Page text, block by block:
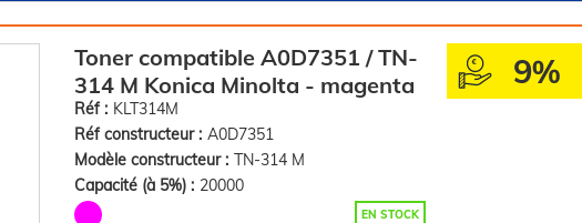
Toner compatible A0D7351 / TN-
314 M Konica Minolta - magenta
Réf : KLT314M
Réf constructeur : A0D7351
Modèle constructeur : TN-314 M
Capacité (à 5%) : 20000
EN STOCK
9%